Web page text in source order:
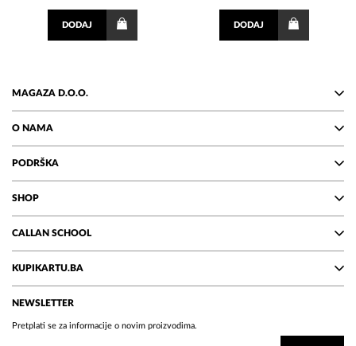
DODAJ DODAJ
MAGAZA D.O.O.
O NAMA
PODRŠKA
SHOP
CALLAN SCHOOL
KUPIKARTU.BA
NEWSLETTER
Pretplati se za informacije o novim proizvodima.